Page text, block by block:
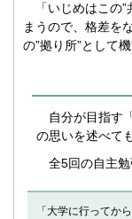
「いじめはこの”
まうので、格差を
の”拠り所”として
自分が目指す
の思いを述べて
全5回の自主勉
「大学に行ってか